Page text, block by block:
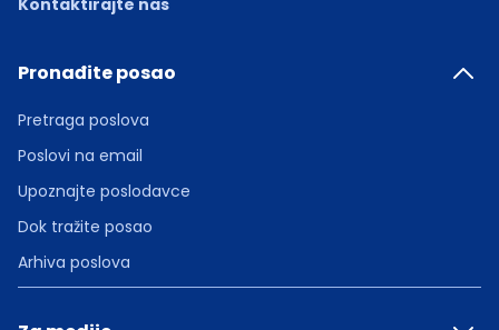
Pronađite posao
Pretraga poslova
Poslovi na email
Upoznajte poslodavce
Dok tražite posao
Arhiva poslova